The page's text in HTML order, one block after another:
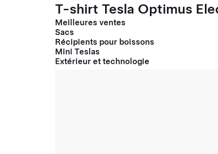
T-shirt Tesla Optimus
Meilleures ventes
Sacs
Récipients pour boissons
Mini Teslas
Extérieur et technologie